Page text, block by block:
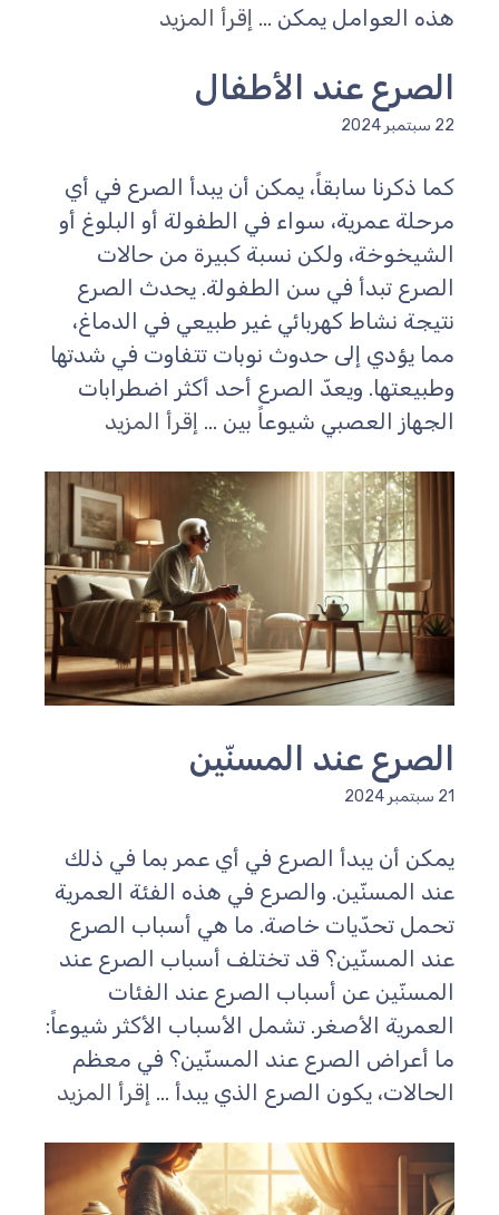
العوامل يمكن ...إقرأ المزيد
عند الأطفال
ذكرنا سابقاً، يمكن أن يبدأ الصرع في أي
عمرية، سواء في الطفولة أو البلوغ أو
ولكن نسبة كبيرة من حالات
تبدأ في سن الطفولة. يحدث الصرع
نشاط كهربائي غير طبيعي في الدماغ،
يؤدي إلى حدوث نوبات تتفاوت في شدتها
ويعدّ الصرع أحد أكثر اضطرابات
العصبي شيوعاً بين ...إقرأ المزيد
عند المسنّين
أن يبدأ الصرع في أي عمر بما في ذلك
المسنّين. والصرع في هذه الفئة العمرية
تحدّيات خاصة. ما هي أسباب الصرع
المسنّين؟ قد تختلف أسباب الصرع عند
عن أسباب الصرع عند الفئات
الأصغر. تشمل الأسباب الأكثر شيوعاً:
أعراض الصرع عند المسنّين؟ في معظم
يكون الصرع الذي يبدأ ...إقرأ المزيد